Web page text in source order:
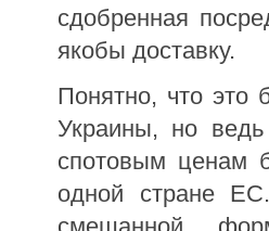
сдобренная
якобы доставку.
Понятно, что это
Украины, но
спотовым ценам
одной стране